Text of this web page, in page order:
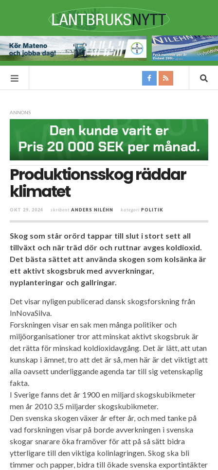
ANNONS
Produktionsskog räddar
klimatet
OKT 29, 2024 skribent ANDERS NILÉHN kategori POLITIK
Skog som står orörd tappar till slut i stort sett all
tillväxt och när träd dör och ruttnar avges koldioxid.
Det bästa sättet att använda skogen som kolsänka är
ett aktivt skogsbruk med avverkningar,
nyplanteringar och gallringar.
Det visar nyligen publicerad dansk skogsforskning från
InNovaSilva.
Forskningen visar en sak men många politiker och
miljöorganisationer tror att minskat aktivt skogsbruk är
det rätta för minskad koldioxidavgång. Det är lätt, att utan
kunskap i ämnet, tro att det är så, men här är det viktigt att
alla oavsett underliggande agenda tar till sig vetenskaplig
fakta.
I Sverige fanns det år 1900 en miljard skogskubikmeter
men år 2010 3,5 miljarder skogskubikmeter.
Den svenska skogen växer år efter år, och med tanke på
vad forskningen visar på borde avverkningen i svenska
skogar snarare öka framöver för att på så sätt bidra
ytterligare till den viktiga kolinlagringen. Skog ska bli
timmer och papper, bidra till ökade svenska exportintäkter